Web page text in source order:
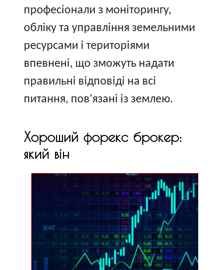
професіонали з моніторингу,
обліку та управління земельними
ресурсами і територіями
впевнені, що зможуть надати
правильні відповіді на всі
питання, пов'язані із землею.
Хороший форекс брокер:
який він